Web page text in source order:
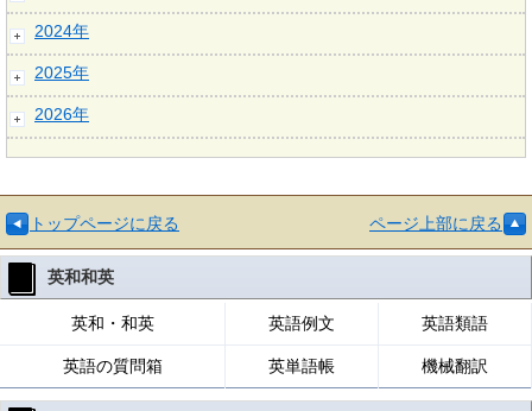
2024年
2025年
2026年
トップページに戻る ページ上部に戻る
英和和英
英和・和英 英語例文 英語類語
英語の質問箱 英単語帳 機械翻訳